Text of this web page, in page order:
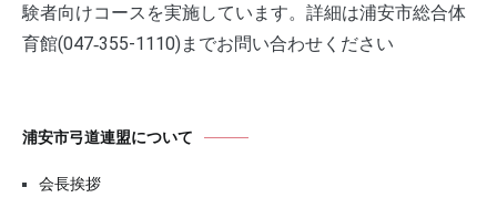
験者向けコースを実施しています。詳細は浦安市総合体
育館(047‐355-1110)までお問い合わせください
浦安市弓道連盟について
会長挨拶